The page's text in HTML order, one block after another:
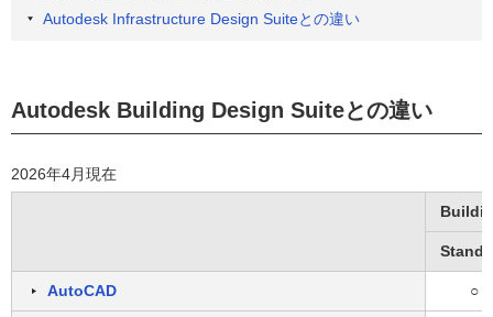
Autodesk Infrastructure Design Suiteとの違い
Autodesk Building Design Suiteとの違い
2026年4月現在
AutoCAD ○